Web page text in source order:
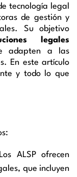
tecnología legal
de gestión y
Su objetivo
legales
adapten a las
En este artículo
y todo lo que
Los ALSP ofrecen
que incluyen